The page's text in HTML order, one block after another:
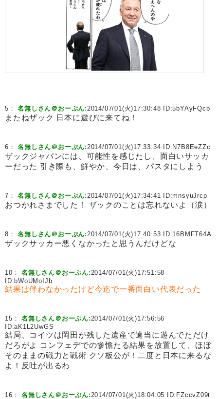
5：名無しさん＠おーぷん:2014/07/01(火)17:30:48 ID:5bYAyFQcb
またねザック 日本に遊びに来てね！
6：名無しさん＠おーぷん:2014/07/01(火)17:33:34 ID: N7B8EeZZc
ザックジャパンには、可能性を感じたし、面白いサッカ
ーだった 引き際も、鮮やか、今日は、パスタにしよう
7：名無しさん＠おーぷん:2014/07/01(火)17:34:41 ID:mnsyuJrcp
おつかれさまでした！ ザックのことは忘れないよ（涙）
8：名無しさん＠おーぷん:2014/07/01(火)17:40:53 ID:16BMFT64A
ザックサッカー悪くなかったと思うんだけどな
10：名無しさん＠おーぷん:2014/07/01(火)17:51:58
ID: bWoUMoIJb
結果は伴わなかったけど今迄で一番面白い代表だった
15：名無しさん＠おーぷん:2014/07/01(火)17:56:56
ID:aK1L2UwGS
結局、コイツは岡田が残した遺産で適当に遊んでただけ
だろがよ コンフェデでの惨憺たる結果を放置して、ほぼ
そのままの戦力と戦術 クソ板公が！二度と日本に来るな
よ！反吐が出るわ
16：名無しさん＠おーぷん:2014/07/01(火)18:04:05 ID: FZccvZ09t